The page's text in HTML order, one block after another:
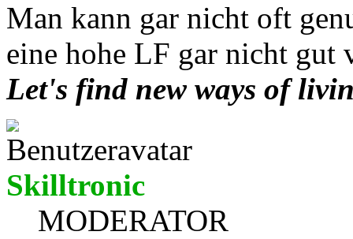
Man kann gar nicht oft
eine hohe LF gar nicht gut
Let's find new ways of
Skilltronic
MODERATOR